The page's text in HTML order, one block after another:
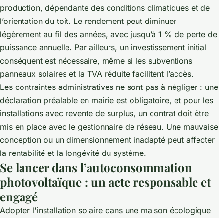
production, dépendante des conditions climatiques et de
l’orientation du toit. Le rendement peut diminuer
légèrement au fil des années, avec jusqu’à 1 % de perte de
puissance annuelle. Par ailleurs, un investissement initial
conséquent est nécessaire, même si les subventions
panneaux solaires et la TVA réduite facilitent l’accès.
Les contraintes administratives ne sont pas à négliger : une
déclaration préalable en mairie est obligatoire, et pour les
installations avec revente de surplus, un contrat doit être
mis en place avec le gestionnaire de réseau. Une mauvaise
conception ou un dimensionnement inadapté peut affecter
la rentabilité et la longévité du système.
Se lancer dans l’autoconsommation
photovoltaïque : un acte responsable et
engagé
Adopter l'installation solaire dans une maison écologique